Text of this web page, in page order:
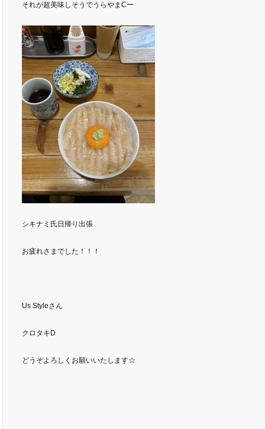
それが超美味しそうでうらやまCー
シキナミ氏日帰り出張
お疲れさまでした！！！
Us Styleさん
クロタキD
どうぞよろしくお願いいたします☆